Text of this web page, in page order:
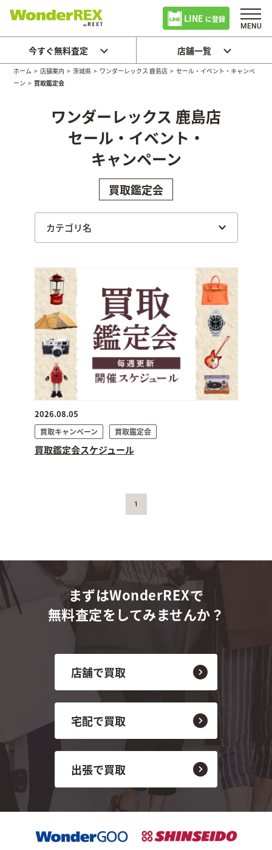
LINE に登録
今すぐ無料査定 店舗一覧
ホーム >店舗案内 >茨城県 > ワンダーレックス 鹿島店 >セール・イベント・キャンペ
ーン > 買取鑑定会
ワンダーレックス 鹿島店
セール・イベント・
キャンペーン
買取鑑定会
2026.08.05
買取キャンペーン 買取鑑定会
買取鑑定会スケジュール
1
まずはWonderREXで
無料査定をしてみませんか？
店舗で買取
宅配で買取
出張で買取